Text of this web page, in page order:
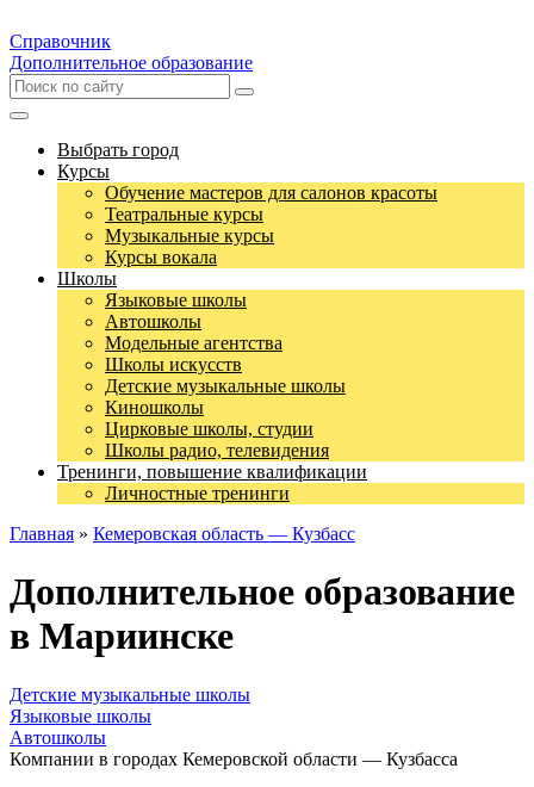
Справочник
Дополнительное образование
Выбрать город
Курсы
Обучение мастеров для салонов красоты
Театральные курсы
Музыкальные курсы
Курсы вокала
Школы
Языковые школы
Автошколы
Модельные агентства
Школы искусств
Детские музыкальные школы
Киношколы
Цирковые школы, студии
Школы радио, телевидения
Тренинги, повышение квалификации
Личностные тренинги
Главная » Кемеровская область — Кузбасс
Дополнительное образование
в Мариинске
Детские музыкальные школы
Языковые школы
Автошколы
Компании в городах Кемеровской области — Кузбасса